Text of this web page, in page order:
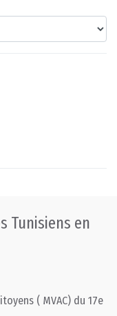
Tunisiens en
( MVAC) du 17e